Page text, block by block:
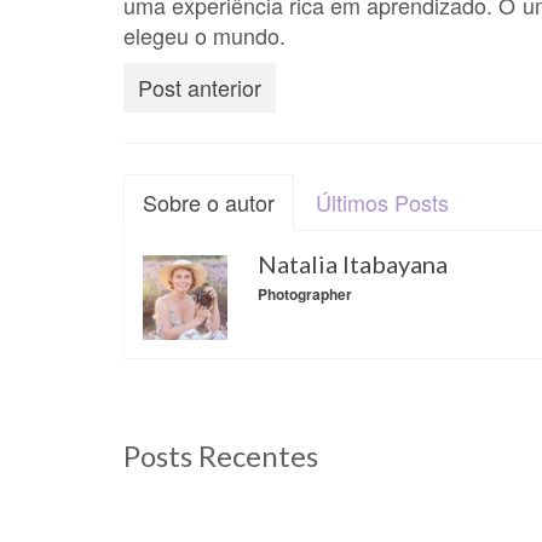
elegeu o mundo.
Post anterior
Sobre o autor Últimos Posts
Natalia Itabayana
Photographer
Posts Recentes